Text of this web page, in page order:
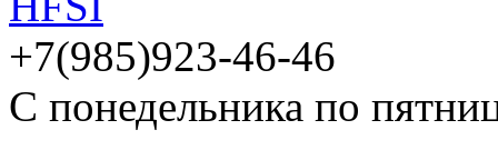
+7(985)923-46-46
С понедельника по